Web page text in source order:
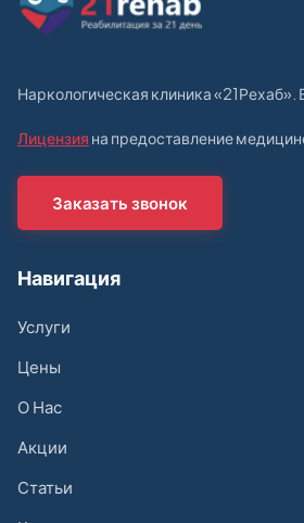
Наркологическая клиника
Лицензия на предоставление
Заказать звонок
Навигация
Услуги
Цены
О Нас
Акции
Статьи